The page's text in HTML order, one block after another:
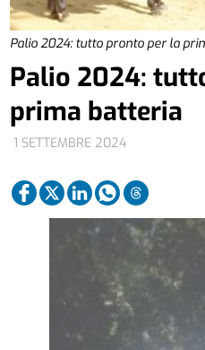
Palio 2024: tutto pronto per la
1 SETTEMBRE 2024
Palio 2024:
prima batteria